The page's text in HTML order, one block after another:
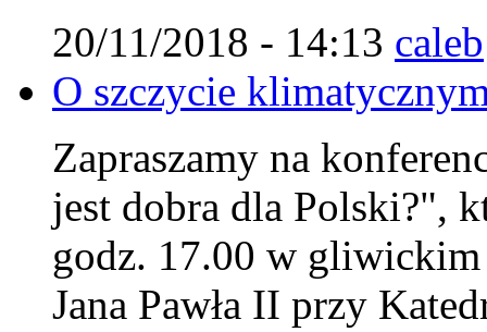
20/11/2018 - 14:13 caleb
O szczycie
Zapraszamy na
jest dobra dla Polski?",
godz. 17.00 w
Jana Pawła II przy